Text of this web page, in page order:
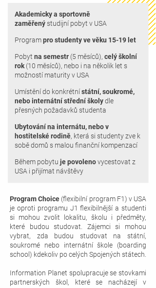
Akademicky a sportovně
zaměřenýstudijní pobyt v USA
Programpro studenty ve věku 15-19 let
Pobyt na semestr(5 měsíců), celý školní
rok(10 měsíců), nebo i na několik let s
možností maturity v USA
Umístění do konkrétnístátní, soukromé,
nebo internátní střední školydle
přesných požadavků studenta
Ubytování na internátu, nebo v
hostitelské rodině, která si studenty zve k
sobě domů s malou finanční kompenzací
Během pobytu je povolenovycestovat z
USA i přijímat návštěvy
Program Choice (flexibilní program F1) v USA
je oproti programu J1 flexibilnější a studenti
si mohou zvolit lokalitu, školu i předměty,
které budou studovat. Zájemci si mohou
vybrat, zda budou studovat na státní,
soukromé nebo internátní škole (boarding
school) kdekoliv po celých Spojených státech.
Information Planet spolupracuje se stovkami
partnerských škol, které se nacházejí v